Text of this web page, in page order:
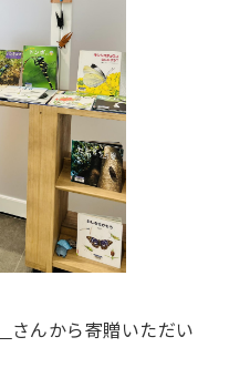
さんから寄贈いただい